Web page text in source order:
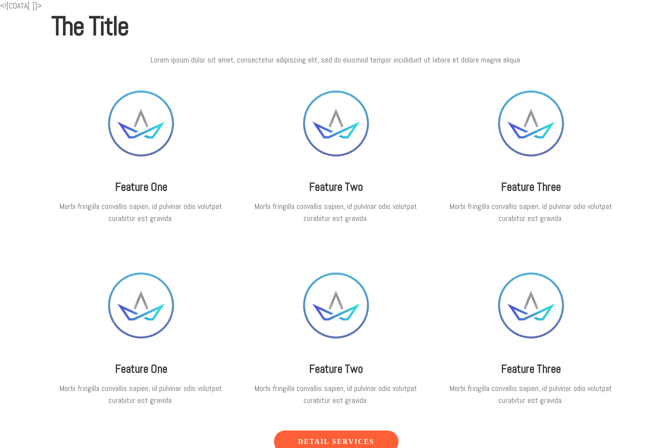
<![CDATA[
The Title
Lorem ipsum dolor sit amet, consectetur adipiscing elit, sed do eiusmod tempor incididunt ut labore et dolore magna aliqua.
Feature One
Morbi fringilla convallis sapien, id pulvinar odio volutpat
curabitur est gravida.
Feature Two
Morbi fringilla convallis sapien, id pulvinar odio volutpat
curabitur est gravida.
Feature Three
Morbi fringilla convallis sapien, id pulvinar odio volutpat
curabitur est gravida.
Feature One
Morbi fringilla convallis sapien, id pulvinar odio volutpat
curabitur est gravida.
Feature Two
Morbi fringilla convallis sapien, id pulvinar odio volutpat
curabitur est gravida.
Feature Three
Morbi fringilla convallis sapien, id pulvinar odio volutpat
curabitur est gravida.
DETAIL SERVICES
]]>